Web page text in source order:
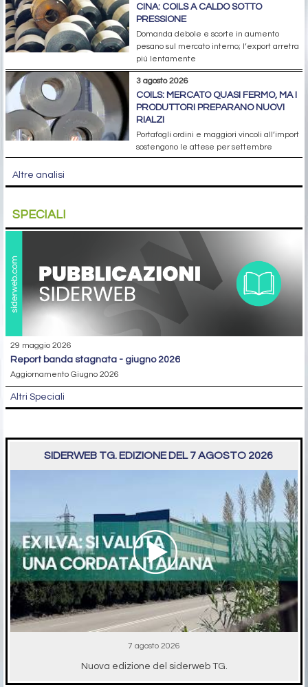
CINA: COILS A CALDO SOTTO
PRESSIONE
Domanda debole e scorte in aumento
pesano sul mercato interno; l’export arretra
più lentamente
3 agosto 2026
COILS: MERCATO QUASI FERMO, MA I
PRODUTTORI PREPARANO NUOVI
RIALZI
Portafogli ordini e maggiori vincoli all’import
sostengono le attese per settembre
Altre analisi
SPECIALI
29 maggio 2026
report banda stagnata - giugno 2026
Aggiornamento Giugno 2026
Altri Speciali
SIDERWEB TG. EDIZIONE DEL 7 AGOSTO 2026
7 agosto 2026
Nuova edizione del siderweb TG.